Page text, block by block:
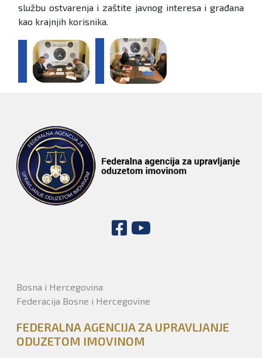
službu ostvarenja i zaštite javnog interesa i građana
kao krajnjih korisnika.
Bosna i Hercegovina
Federacija Bosne i Hercegovine
FEDERALNA AGENCIJA ZA UPRAVLJANJE
ODUZETOM IMOVINOM